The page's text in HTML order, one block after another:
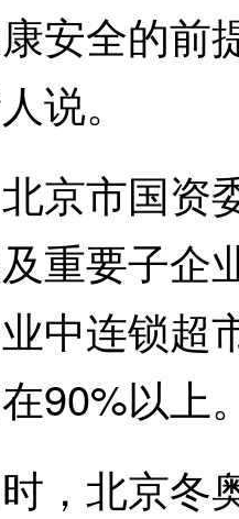
安全的前
说。
市国资
重要子企
中连锁超
90%以上
北京冬